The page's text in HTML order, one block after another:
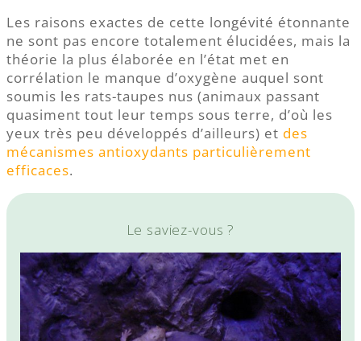
Les raisons exactes de cette longévité étonnante
ne sont pas encore totalement élucidées, mais la
théorie la plus élaborée en l’état met en
corrélation le manque d’oxygène auquel sont
soumis les rats-taupes nus (animaux passant
quasiment tout leur temps sous terre, d’où les
yeux très peu développés d’ailleurs) et des
mécanismes antioxydants particulièrement
efficaces.
Le saviez-vous ?